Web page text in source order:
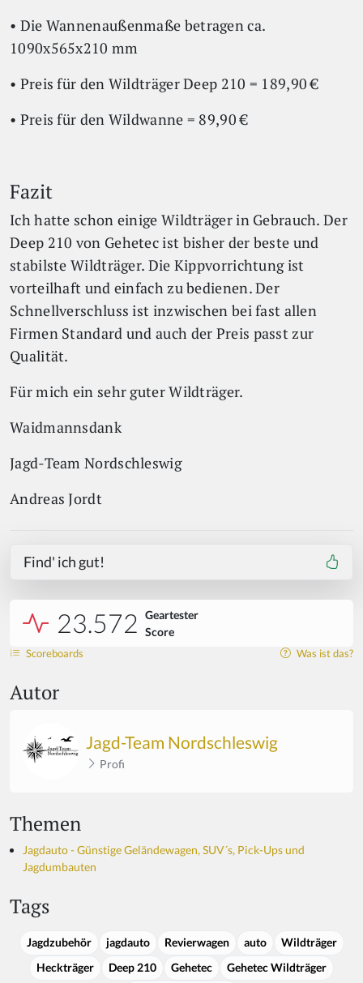
• Die Wannenaußenmaße betragen ca.
1090x565x210 mm
• Preis für den Wildträger Deep 210 = 189,90 €
• Preis für den Wildwanne = 89,90 €
Fazit
Ich hatte schon einige Wildträger in Gebrauch. Der
Deep 210 von Gehetec ist bisher der beste und
stabilste Wildträger. Die Kippvorrichtung ist
vorteilhaft und einfach zu bedienen. Der
Schnellverschluss ist inzwischen bei fast allen
Firmen Standard und auch der Preis passt zur
Qualität.
Für mich ein sehr guter Wildträger.
Waidmannsdank
Jagd-Team Nordschleswig
Andreas Jordt
Find' ich gut!
23.572
Geartester
Score
Scoreboards Was ist das?
Autor
Jagd-Team Nordschleswig
Profi
Themen
Jagdauto - Günstige Geländewagen, SUV´s, Pick-Ups und
Jagdumbauten
Tags
Jagdzubehör jagdauto Revierwagen auto
Wildträger
Heckträger
Deep 210 Gehetec Gehetec Wildträger